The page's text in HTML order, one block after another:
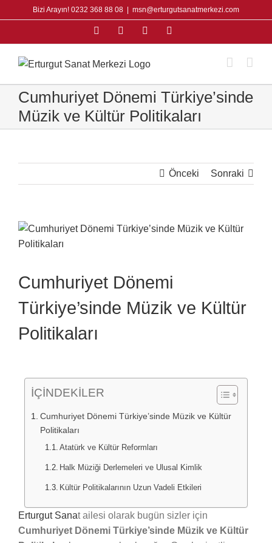
to
Bizi Arayın! 0232 368 88 08 msn@erturgutsanatmerkezi.com
FacebookInstagram
Cumhuriyet Dönemi Türkiye’sinde
Müzik ve Kültür Politikaları
Önceki Sonraki
View
Larger
Cumhuriyet Dönemi
Türkiye’sinde Müzik ve Kültür
Politikaları
İÇİNDEKİLER
Cumhuriyet Dönemi Türkiye’sinde Müzik ve Kültür
Politikaları
Atatürk ve Kültür Reformları
Halk Müziği Derlemeleri ve Ulusal Kimlik
Kültür Politikalarının Uzun Vadeli Etkileri
Erturgut Sanat ailesi olarak bugün sizler için
Cumhuriyet Dönemi Türkiye’sinde Müzik ve Kültür